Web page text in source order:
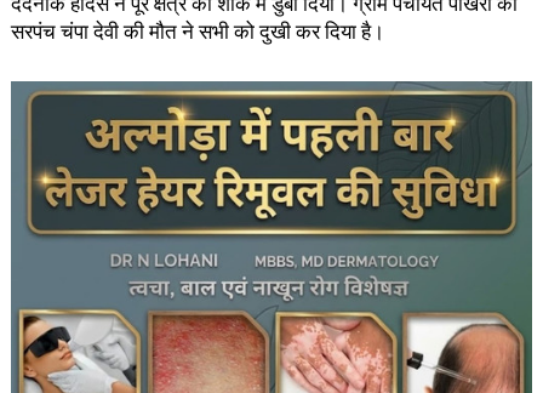
सरपंच चंपा देवी की मौत ने सभी को दुखी कर दिया है।